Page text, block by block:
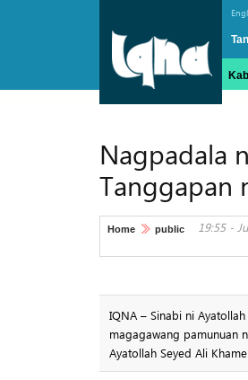
Nagpadala
Tanggapan
Home public 19:55 -
IQNA – Sinabi ni
magagawang pamunuan
Ayatollah Seyed Ali